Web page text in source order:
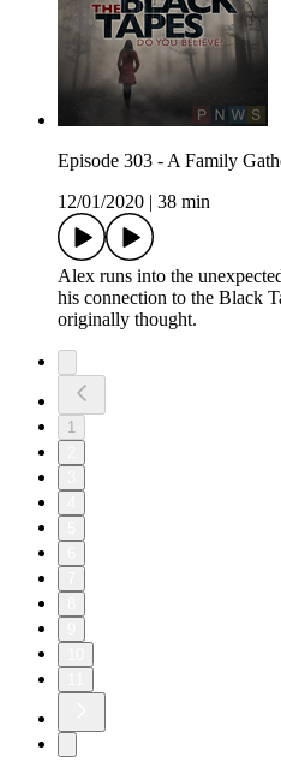
Episode 303 - A Family
12/01/2020
38 min
Alex runs into the
his connection to the Black
originally thought.
1